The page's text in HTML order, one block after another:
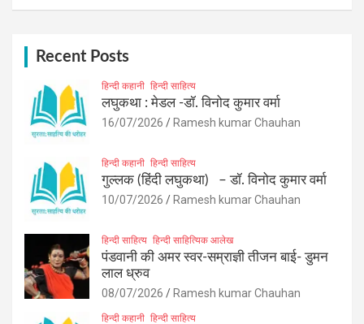
Recent Posts
हिन्दी कहानी हिन्दी साहित्य
लघुकथा : मेडल -डॉ. विनोद कुमार वर्मा
16/07/2026 Ramesh kumar Chauhan
हिन्दी कहानी हिन्दी साहित्य
गुल्लक (हिंदी लघुकथा) – डॉ. विनोद कुमार वर्मा
10/07/2026 Ramesh kumar Chauhan
हिन्दी साहित्य हिन्दी साहित्यिक आलेख
पंडवानी की अमर स्वर-सम्राज्ञी तीजन बाई- डुमन
लाल ध्रुव
08/07/2026 Ramesh kumar Chauhan
हिन्दी कहानी हिन्दी साहित्य